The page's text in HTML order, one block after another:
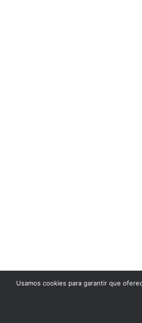
Usamos cookies para garantir que